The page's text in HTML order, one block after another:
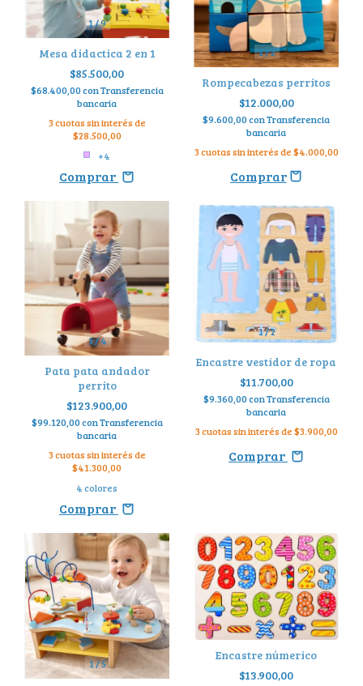
1/9
Mesa didactica 2 en 1
$85.500,00
$68.400,00conTransferencia
bancaria
3cuotas sin interés de
$28.500,00
+4
Comprar
1/2
Rompecabezas perritos
$12.000,00
$9.600,00conTransferencia
bancaria
3cuotas sin interés de$4.000,00
1/4
Pata pata andador
perrito
$123.900,00
$99.120,00conTransferencia
bancaria
3cuotas sin interés de
$41.300,00
4 colores
Comprar
1/2
Encastre vestidor de ropa
$11.700,00
$9.360,00conTransferencia
bancaria
3cuotas sin interés de$3.900,00
Comprar
1/5
Encastre númerico
$13.900,00